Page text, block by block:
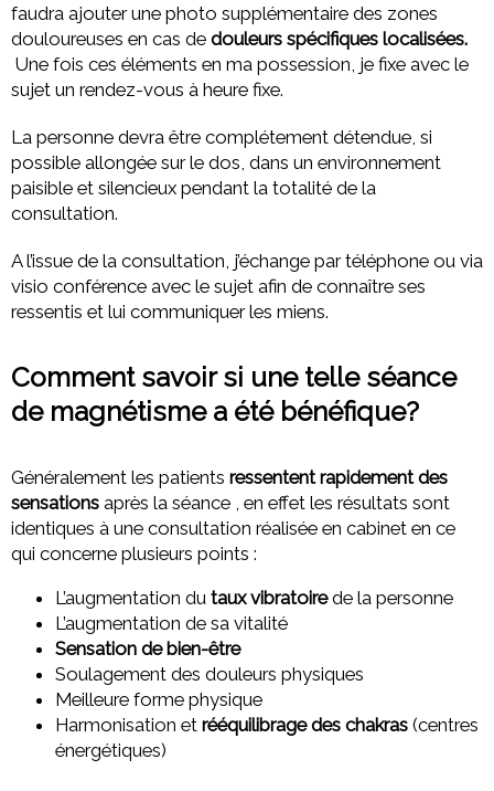
faudra ajouter une photo supplémentaire des zones
douloureuses en cas de douleurs spécifiques localisées.
Une fois ces éléments en ma possession, je fixe avec le
sujet un rendez-vous à heure fixe.
La personne devra être complétement détendue, si
possible allongée sur le dos, dans un environnement
paisible et silencieux pendant la totalité de la
consultation.
A l’issue de la consultation, j’échange par téléphone ou via
visio conférence avec le sujet afin de connaître ses
ressentis et lui communiquer les miens.
Comment savoir si une telle séance
de magnétisme a été bénéfique?
Généralement les patients ressentent rapidement des
sensations après la séance , en effet les résultats sont
identiques à une consultation réalisée en cabinet en ce
qui concerne plusieurs points :
L’augmentation du taux vibratoirede la personne
L’augmentation de sa vitalité
Sensation de bien-être
Soulagement des douleurs physiques
Meilleure forme physique
Harmonisation et rééquilibrage des chakras (centres
énergétiques)